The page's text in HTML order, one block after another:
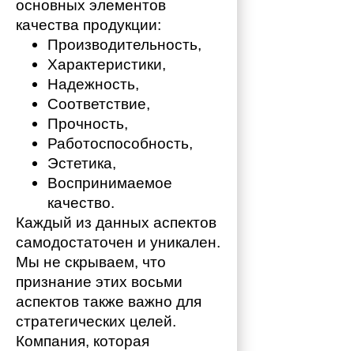
основных элементов
качества продукции:
Производительность,
Характеристики,
Надежность,
Соответствие,
Прочность,
Работоспособность,
Эстетика,
Воспринимаемое
качество.
Каждый из данных аспектов
самодостаточен и уникален.
Мы не скрываем, что
признание этих восьми
аспектов также важно для
стратегических целей.
Компания, которая